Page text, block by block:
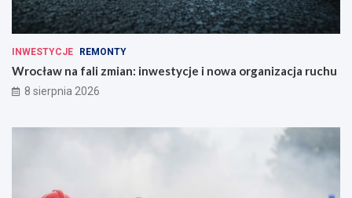
INWESTYCJE REMONTY
Wrocław na fali zmian: inwestycje i nowa organizacja ruchu
8 sierpnia 2026